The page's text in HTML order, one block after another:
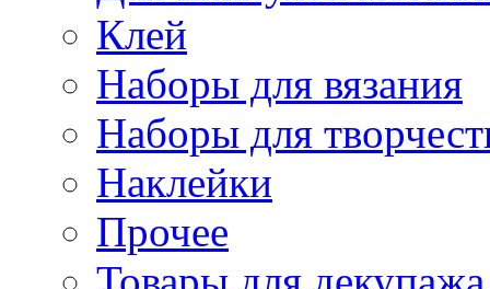
Клей
Наборы для вязания
Наборы для
Наклейки
Прочее